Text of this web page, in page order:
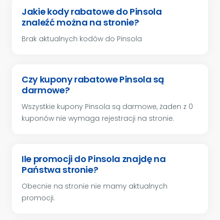
Jakie kody rabatowe do Pinsola
znaleźć można na stronie?
Brak aktualnych kodów do Pinsola
Czy kupony rabatowe Pinsola są
darmowe?
Wszystkie kupony Pinsola są darmowe, żaden z 0
kuponów nie wymaga rejestracji na stronie.
Ile promocji do Pinsola znajdę na
Państwa stronie?
Obecnie na stronie nie mamy aktualnych
promocji.